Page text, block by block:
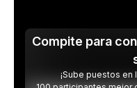
Compite para
¡Sube puestos en